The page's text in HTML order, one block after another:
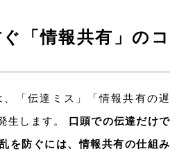
「情報共有」のコ
「伝達ミス」「情報共有の遅
生します。 口頭での伝達だけで
を防ぐには、情報共有の仕組み